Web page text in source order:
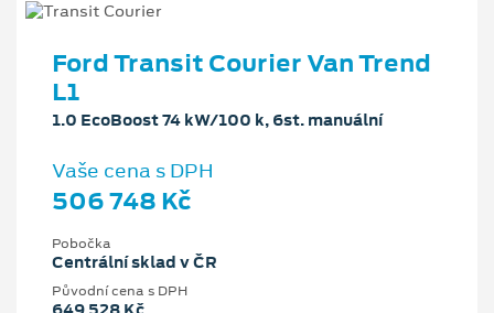
Ford Transit Courier Van Trend
L1
1.0 EcoBoost 74 kW/100 k, 6st. manuální
Vaše cena s DPH
506 748 Kč
Pobočka
Centrální sklad v ČR
Původní cena s DPH